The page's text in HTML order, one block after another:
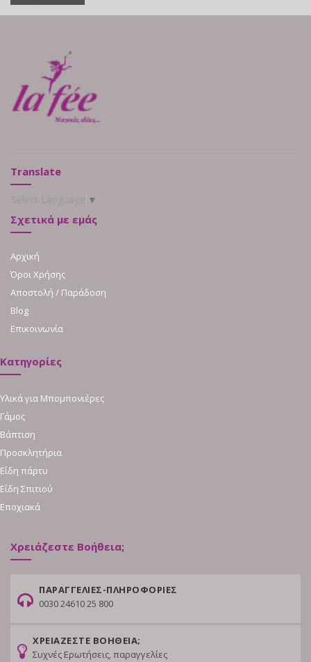
Translate
▼
Σχετικά με εμάς
Αρχική
Όροι Χρήσης
Αποστολή / Παράδοση
Blog
Επικοινωνία
Κατηγορίες
Υλικά για Μπομπονιέρες
Γάμος
Βάπτιση
Προσκλητήρια
Είδη πάρτυ
Είδη Σπιτιού
Εποχιακά
Χρειάζεστε Βοήθεια;
ΠΑΡΑΓΓΕΛΙΕΣ-ΠΛΗΡΟΦΟΡΙΕΣ
0030 24610 25 800
ΧΡΕΙΑΖΕΣΤΕ ΒΟΗΘΕΙΑ;
Συχνές Ερωτήσεις, παραγγελίες